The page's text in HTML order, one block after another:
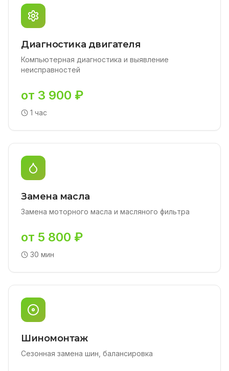
Диагностика двигателя
Компьютерная диагностика и выявление
неисправностей
от 3 900 ₽
1 час
Замена масла
Замена моторного масла и масляного фильтра
от 5 800 ₽
30 мин
Шиномонтаж
Сезонная замена шин, балансировка